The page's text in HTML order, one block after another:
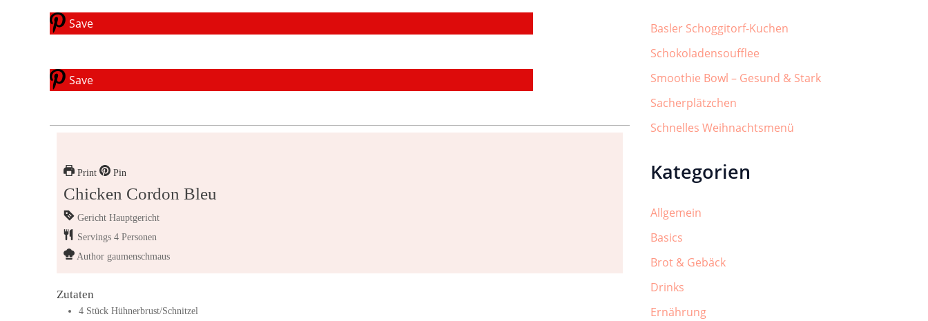
Save
Save
Print Pin
Chicken Cordon Bleu
Gericht Hauptgericht
Servings 4 Personen
Author gaumenschmaus
Zutaten
4 Stück Hühnerbrust/Schnitzel
Basler Schoggitorf-Kuchen
Schokoladensoufflee
Smoothie Bowl – Gesund & Stark
Sacherplätzchen
Schnelles Weihnachtsmenü
Kategorien
Allgemein
Basics
Brot & Gebäck
Drinks
Ernährung